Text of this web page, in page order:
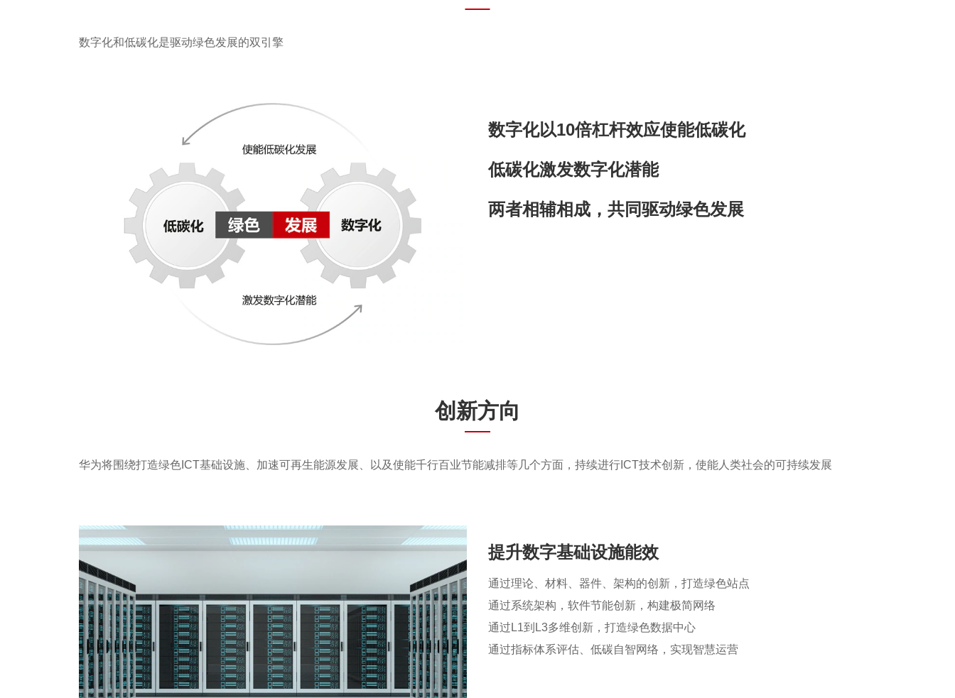
数字化和低碳化是驱动绿色发展的双引擎
数字化以10倍杠杆效应使能低碳化
低碳化激发数字化潜能
两者相辅相成，共同驱动绿色发展
创新方向
华为将围绕打造绿色ICT基础设施、加速可再生能源发展、以及使能千行百业节能减排等几个方面，持续进行ICT技术创新，使能人类社会的可持续发展
提升数字基础设施能效
通过理论、材料、器件、架构的创新，打造绿色站点
通过系统架构，软件节能创新，构建极简网络
通过L1到L3多维创新，打造绿色数据中心
通过指标体系评估、低碳自智网络，实现智慧运营